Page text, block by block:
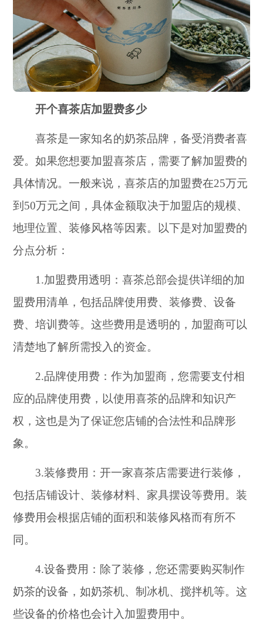
开个喜茶店加盟费多少
喜茶是一家知名的奶茶品牌，备受消费者喜
爱。如果您想要加盟喜茶店，需要了解加盟费的
具体情况。一般来说，喜茶店的加盟费在25万元
到50万元之间，具体金额取决于加盟店的规模、
地理位置、装修风格等因素。以下是对加盟费的
分点分析：
1.加盟费用透明：喜茶总部会提供详细的加
盟费用清单，包括品牌使用费、装修费、设备
费、培训费等。这些费用是透明的，加盟商可以
清楚地了解所需投入的资金。
2.品牌使用费：作为加盟商，您需要支付相
应的品牌使用费，以使用喜茶的品牌和知识产
权，这也是为了保证您店铺的合法性和品牌形
象。
3.装修费用：开一家喜茶店需要进行装修，
包括店铺设计、装修材料、家具摆设等费用。装
修费用会根据店铺的面积和装修风格而有所不
同。
4.设备费用：除了装修，您还需要购买制作
奶茶的设备，如奶茶机、制冰机、搅拌机等。这
些设备的价格也会计入加盟费用中。